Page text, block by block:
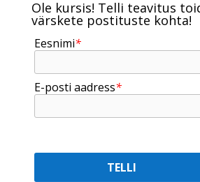
Ole kursis! Telli teavitus
värskete postituste kohta!
Eesnimi*
E-posti aadress*